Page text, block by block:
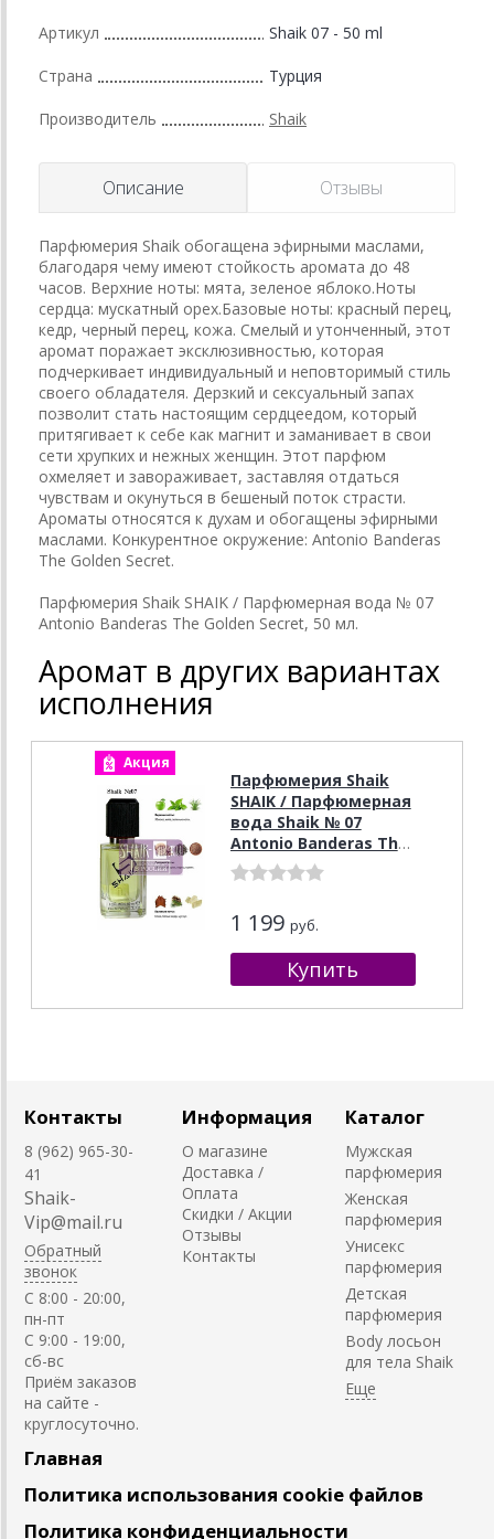
Артикул Shaik 07 - 50 ml
Страна Турция
Производитель Shaik
Описание Отзывы
Парфюмерия Shaik обогащена эфирными маслами,
благодаря чему имеют стойкость аромата до 48
часов. Верхние ноты: мята, зеленое яблоко.Ноты
сердца: мускатный орех.Базовые ноты: красный перец,
кедр, черный перец, кожа. Смелый и утонченный, этот
аромат поражает эксклюзивностью, которая
подчеркивает индивидуальный и неповторимый стиль
своего обладателя. Дерзкий и сексуальный запах
позволит стать настоящим сердцеедом, который
притягивает к себе как магнит и заманивает в свои
сети хрупких и нежных женщин. Этот парфюм
охмеляет и завораживает, заставляя отдаться
чувствам и окунуться в бешеный поток страсти.
Ароматы относятся к духам и обогащены эфирными
маслами. Конкурентное окружение: Antonio Banderas
The Golden Secret.
Парфюмерия Shaik SHAIK / Парфюмерная вода № 07
Antonio Banderas The Golden Secret, 50 мл.
Аромат в других вариантах
исполнения
Акция
Парфюмерия Shaik
SHAIK / Парфюмерная
вода Shaik № 07
Antonio Banderas The
Golden Secret , 50 мл
1 199 руб.
Контакты
8 (962) 965-30-
41
Shaik-
Vip@mail.ru
Обратный
звонок
C 8:00 - 20:00,
пн-пт
С 9:00 - 19:00,
сб-вс
Приём заказов
на сайте -
круглосуточно.
Информация
О магазине
Доставка /
Оплата
Скидки / Акции
Отзывы
Контакты
Каталог
Мужская
парфюмерия
Женская
парфюмерия
Унисекс
парфюмерия
Детская
парфюмерия
Body лосьон
для тела Shaik
Главная
Политика использования cookie файлов
Политика конфиденциальности